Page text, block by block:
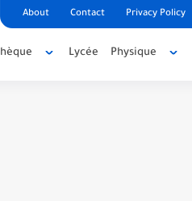
About Contact Privacy Policy
Lycée Physique